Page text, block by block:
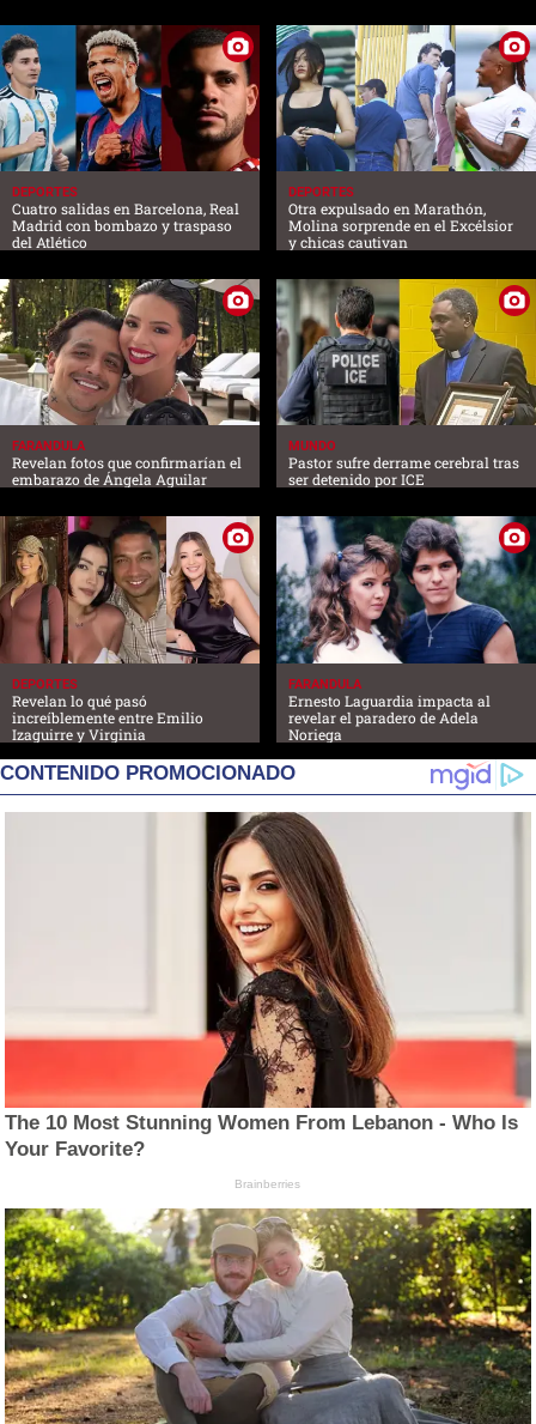
DEPORTES
Cuatro salidas en Barcelona, Real
Madrid con bombazo y traspaso
del Atlético
DEPORTES
Otra expulsado en Marathón,
Molina sorprende en el Excélsior
y chicas cautivan
FARANDULA
Revelan fotos que confirmarían el
embarazo de Ángela Aguilar
MUNDO
Pastor sufre derrame cerebral tras
ser detenido por ICE
DEPORTES
Revelan lo qué pasó
increíblemente entre Emilio
Izaguirre y Virginia
FARANDULA
Ernesto Laguardia impacta al
revelar el paradero de Adela
Noriega
CONTENIDO PROMOCIONADO
The 10 Most Stunning Women From Lebanon - Who Is
Your Favorite?
Brainberries